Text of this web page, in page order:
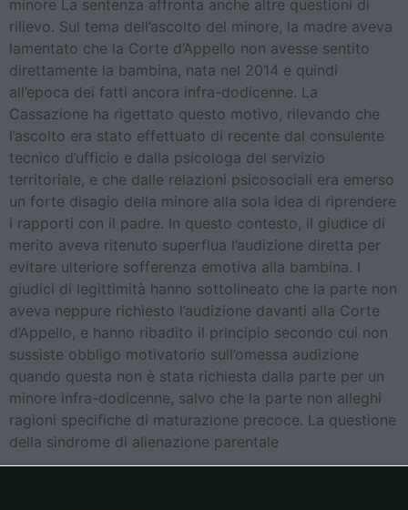
minore La sentenza affronta anche altre questioni di
rilievo. Sul tema dell’ascolto del minore, la madre aveva
lamentato che la Corte d’Appello non avesse sentito
direttamente la bambina, nata nel 2014 e quindi
all’epoca dei fatti ancora infra-dodicenne. La
Cassazione ha rigettato questo motivo, rilevando che
l’ascolto era stato effettuato di recente dal consulente
tecnico d’ufficio e dalla psicologa del servizio
territoriale, e che dalle relazioni psicosociali era emerso
un forte disagio della minore alla sola idea di riprendere
i rapporti con il padre. In questo contesto, il giudice di
merito aveva ritenuto superflua l’audizione diretta per
evitare ulteriore sofferenza emotiva alla bambina. I
giudici di legittimità hanno sottolineato che la parte non
aveva neppure richiesto l’audizione davanti alla Corte
d’Appello, e hanno ribadito il principio secondo cui non
sussiste obbligo motivatorio sull’omessa audizione
quando questa non è stata richiesta dalla parte per un
minore infra-dodicenne, salvo che la parte non alleghi
ragioni specifiche di maturazione precoce. La questione
della sindrome di alienazione parentale